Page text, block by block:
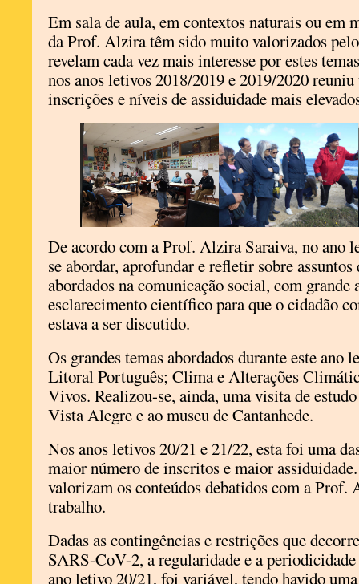
Em sala de aula, em contextos naturais ou em
da Prof. Alzira têm sido muito valorizados
revelam cada vez mais interesse por estes
nos anos letivos 2018/2019 e 2019/2020
inscrições e níveis de assiduidade mais
De acordo com a Prof. Alzira Saraiva, no ano
se abordar, aprofundar e refletir sobre
abordados na comunicação social, com grande
esclarecimento científico para que o cidadão
estava a ser discutido.
Os grandes temas abordados durante este ano
Litoral Português; Clima e Alterações
Vivos. Realizou-se, ainda, uma visita de
Vista Alegre e ao museu de Cantanhede.
Nos anos letivos 20/21 e 21/22, esta foi uma
maior número de inscritos e maior
valorizam os conteúdos debatidos com a Prof.
trabalho.
Dadas as contingências e restrições que
SARS-CoV-2, a regularidade e a
ano letivo 20/21, foi variável, tendo havido